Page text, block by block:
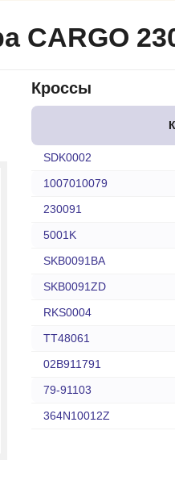
Проверка ремонта
CARGO
Кроссы
SDK0002
1007010079
230091
5001K
SKB0091BA
SKB0091ZD
RKS0004
TT48061
02B911791
79-91103
364N10012Z